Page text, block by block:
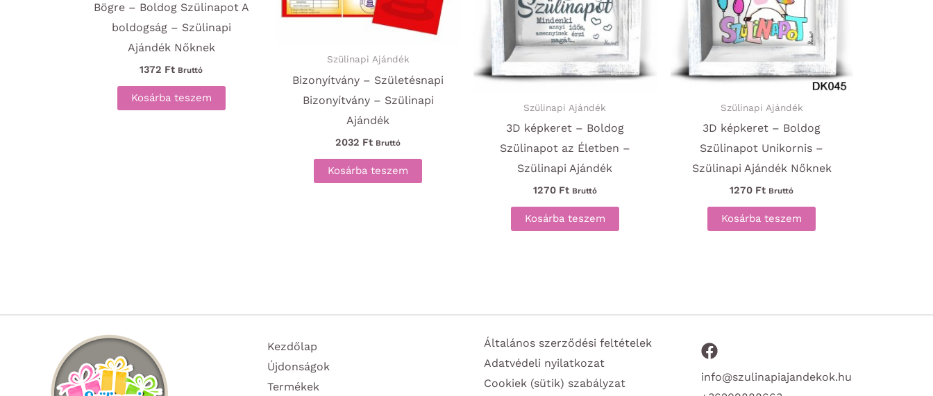
Bögre – Boldog Szülinapot A
boldogság – Szülinapi
Ajándék Nőknek
1372 Ft Bruttó
Kosárba teszem
Szülinapi Ajándék
Bizonyítvány – Születésnapi
Bizonyítvány – Szülinapi
Ajándék
2032 Ft Bruttó
Kosárba teszem
Szülinapi Ajándék
3D képkeret – Boldog
Szülinapot az Életben –
Szülinapi Ajándék
1270 Ft Bruttó
Kosárba teszem
Szülinapi Ajándék
3D képkeret – Boldog
Szülinapot Unikornis –
Szülinapi Ajándék Nőknek
1270 Ft Bruttó
Kosárba teszem
Kezdőlap
Újdonságok
Termékek
Általános szerződési feltételek
Adatvédeli nyilatkozat
Cookiek (sütik) szabályzat
info@szulinapiajandekok.hu